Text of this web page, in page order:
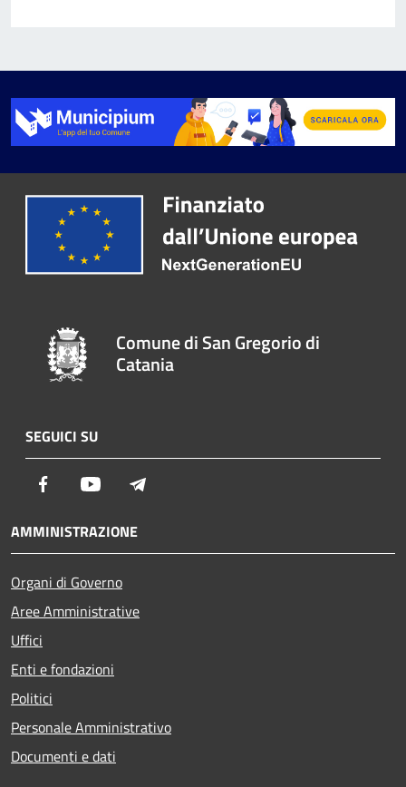
Comune di San Gregorio di
Catania
SEGUICI SU
Facebook Youtube
AMMINISTRAZIONE
Organi di Governo
Aree Amministrative
Uffici
Enti e fondazioni
Politici
Personale Amministrativo
Documenti e dati